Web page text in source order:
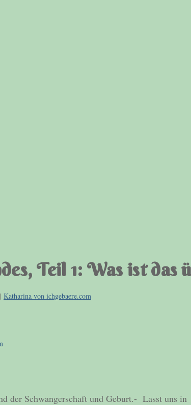
Teil 1: Was ist das
| Katharina von ichgebaere.com
der Schwangerschaft und Geburt.- Lasst uns in